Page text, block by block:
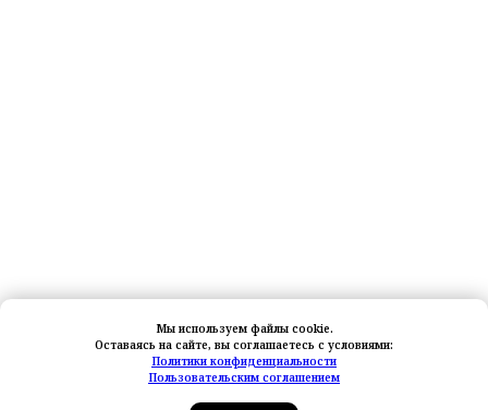
Мы используем файлы cookie.
Оставаясь на сайте, вы соглашаетесь с условиями:
Политики конфиденциальности
Пользовательским соглашением